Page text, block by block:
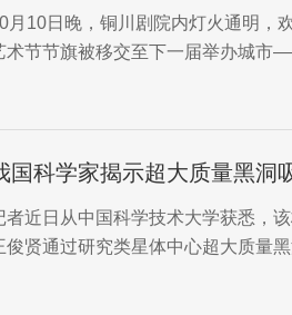
月10日晚，铜川剧院内灯火通明，
术节节旗被移交至下一届举办城市
国科学家揭示超大质量黑洞
者近日从中国科学技术大学获悉，
俊贤通过研究类星体中心超大质量